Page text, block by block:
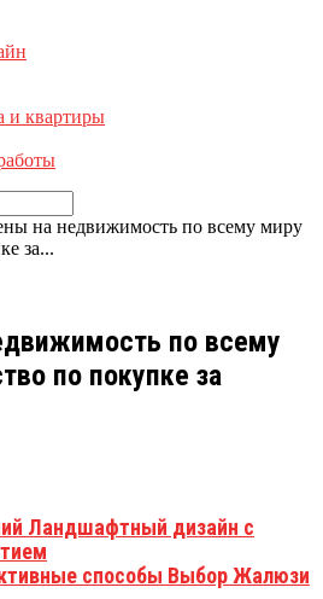
и квартиры
на недвижимость по всему миру
за...
по всему
по покупке за
Ландшафтный дизайн с
способы Выбор Жалюзи